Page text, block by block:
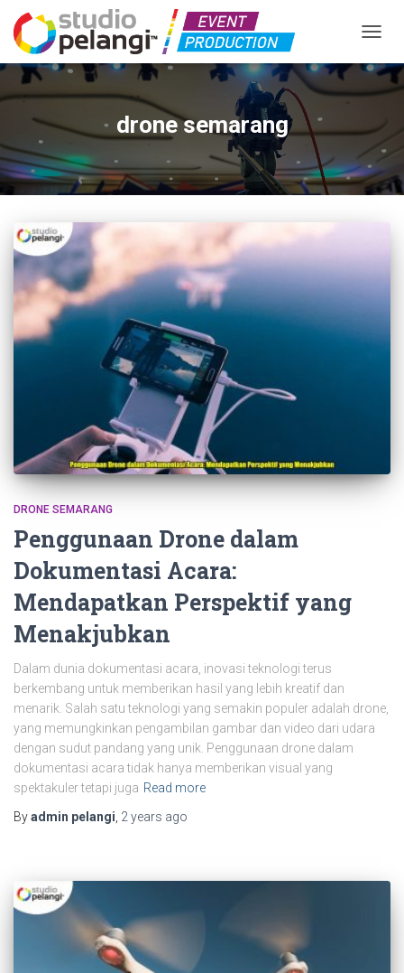
drone semarang
DRONE SEMARANG
Penggunaan Drone dalam
Dokumentasi Acara:
Mendapatkan Perspektif yang
Menakjubkan
Dalam dunia dokumentasi acara, inovasi teknologi terus
berkembang untuk memberikan hasil yang lebih kreatif dan
menarik. Salah satu teknologi yang semakin populer adalah drone,
yang memungkinkan pengambilan gambar dan video dari udara
dengan sudut pandang yang unik. Penggunaan drone dalam
dokumentasi acara tidak hanya memberikan visual yang
spektakuler tetapi juga Read more
Byadmin pelangi 2 years ago